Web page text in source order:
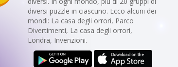
diversi puzzle in ciascuno. Ecco alcuni dei
mondi: La casa degli orrori, Parco
Divertimenti, La casa degli orrori,
Londra, Invenzioni.